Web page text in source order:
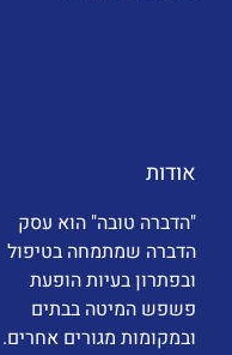
אודות
"הדברה טובה" הוא עסק
הדברה שמתמחה בטיפול
ובפתרון בעיות הופעת
פשפש המיטה בבתים
ובמקומות מגורים אחרים.